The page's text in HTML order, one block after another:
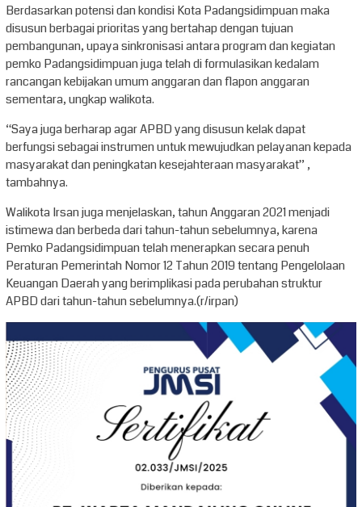
Berdasarkan potensi dan kondisi Kota Padangsidimpuan maka
disusun berbagai prioritas yang bertahap dengan tujuan
pembangunan, upaya sinkronisasi antara program dan kegiatan
pemko Padangsidimpuan juga telah di formulasikan kedalam
rancangan kebijakan umum anggaran dan flapon anggaran
sementara, ungkap walikota.
“Saya juga berharap agar APBD yang disusun kelak dapat
berfungsi sebagai instrumen untuk mewujudkan pelayanan kepada
masyarakat dan peningkatan kesejahteraan masyarakat” ,
tambahnya.
Walikota Irsan juga menjelaskan, tahun Anggaran 2021 menjadi
istimewa dan berbeda dari tahun-tahun sebelumnya, karena
Pemko Padangsidimpuan telah menerapkan secara penuh
Peraturan Pemerintah Nomor 12 Tahun 2019 tentang Pengelolaan
Keuangan Daerah yang berimplikasi pada perubahan struktur
APBD dari tahun-tahun sebelumnya.(r/irpan)